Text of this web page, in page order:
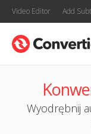
Video Editor Add
Wyodrębnij